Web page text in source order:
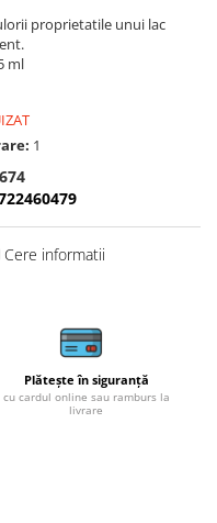
proprietatile unui lac
ml
1
Cere informatii
Plătește în siguranță
cu cardul online sau ramburs la
livrare